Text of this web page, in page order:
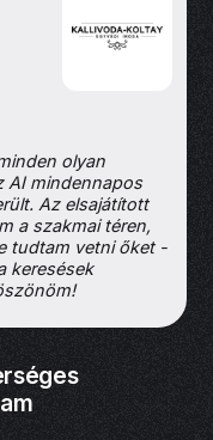
olyan
AI mindennapos
Az elsajátított
a szakmai téren,
tudtam vetni őket -
keresések